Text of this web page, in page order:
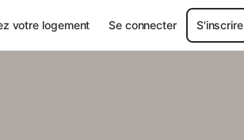
votre logement Se connecter S'inscrire